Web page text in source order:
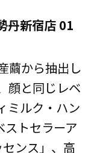
丹新宿店 01
繭から抽出し
顔と同じレベ
ミルク・ハン
ストセラーア
ンス」、高